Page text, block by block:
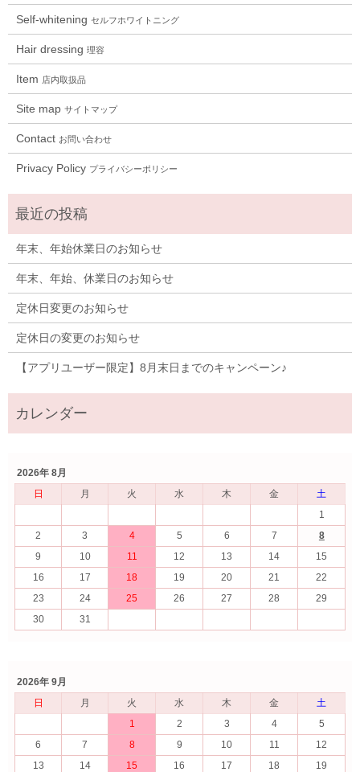
Self-whitening セルフホワイトニング
Hair dressing 理容
Item 店内取扱品
Site map サイトマップ
Contact お問い合わせ
Privacy Policy プライバシーポリシー
年末、年始休業日のお知らせ
年末、年始、休業日のお知らせ
定休日変更のお知らせ
定休日の変更のお知らせ
【アプリユーザー限定】8月末日までのキャンペーン♪
2026年 8月
日
月 火 水 木 金
土
1
2
3 4 5 6 7
8
9
10 11 12 13 14
15
16
17 18 19 20 21
22
23
24 25 26 27 28
29
30
31
2026年 9月
日
月 火 水 木 金
土
1
2 3 4
5
6
7 8 9 10 11
12
13
14 15 16 17 18 19